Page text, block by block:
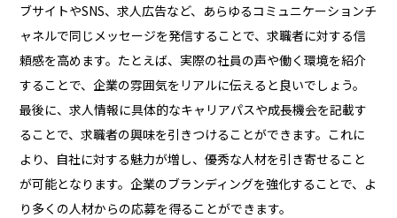
ブサイトやSNS、求人広告など、あらゆるコミュニケーションチ
ャネルで同じメッセージを発信することで、求職者に対する信
頼感を高めます。たとえば、実際の社員の声や働く環境を紹介
することで、企業の雰囲気をリアルに伝えると良いでしょう。
最後に、求人情報に具体的なキャリアパスや成長機会を記載す
ることで、求職者の興味を引きつけることができます。これに
より、自社に対する魅力が増し、優秀な人材を引き寄せること
が可能となります。企業のブランディングを強化することで、よ
り多くの人材からの応募を得ることができます。